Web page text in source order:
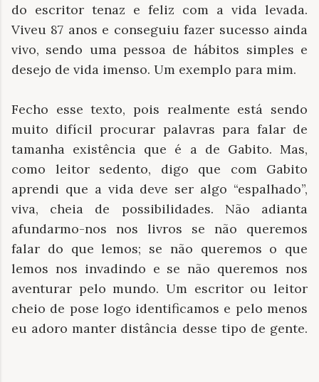
do escritor tenaz e feliz com a vida levada.
Viveu 87 anos e conseguiu fazer sucesso ainda
vivo, sendo uma pessoa de hábitos simples e
desejo de vida imenso. Um exemplo para mim.
Fecho esse texto, pois realmente está sendo
muito difícil procurar palavras para falar de
tamanha existência que é a de Gabito. Mas,
como leitor sedento, digo que com Gabito
aprendi que a vida deve ser algo “espalhado”,
viva, cheia de possibilidades. Não adianta
afundarmo-nos nos livros se não queremos
falar do que lemos; se não queremos o que
lemos nos invadindo e se não queremos nos
aventurar pelo mundo. Um escritor ou leitor
cheio de pose logo identificamos e pelo menos
eu adoro manter distância desse tipo de gente.